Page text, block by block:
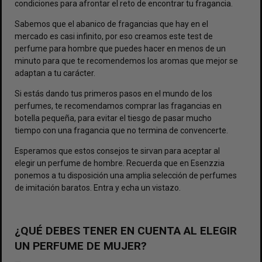
condiciones para afrontar el reto de encontrar tu fragancia.
Sabemos que el abanico de fragancias que hay en el
mercado es casi infinito, por eso creamos este test de
perfume para hombre que puedes hacer en menos de un
minuto para que te recomendemos los aromas que mejor se
adaptan a tu carácter.
Si estás dando tus primeros pasos en el mundo de los
perfumes, te recomendamos comprar las fragancias en
botella pequeña, para evitar el tiesgo de pasar mucho
tiempo con una fragancia que no termina de convencerte.
Esperamos que estos consejos te sirvan para aceptar al
elegir un perfume de hombre. Recuerda que en Esenzzia
ponemos a tu disposición una amplia selección de perfumes
de imitación baratos. Entra y echa un vistazo.
¿QUÉ DEBES TENER EN CUENTA AL ELEGIR
UN PERFUME DE MUJER?